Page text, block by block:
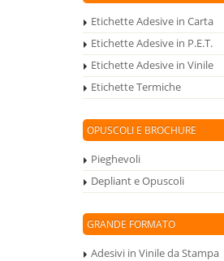
Etichette Adesive in Carta
Etichette Adesive in P.E.T.
Etichette Adesive in Vinile
Etichette Termiche
OPUSCOLI E BROCHURE
Pieghevoli
Depliant e Opuscoli
GRANDE FORMATO
Adesivi in Vinile da Stampa